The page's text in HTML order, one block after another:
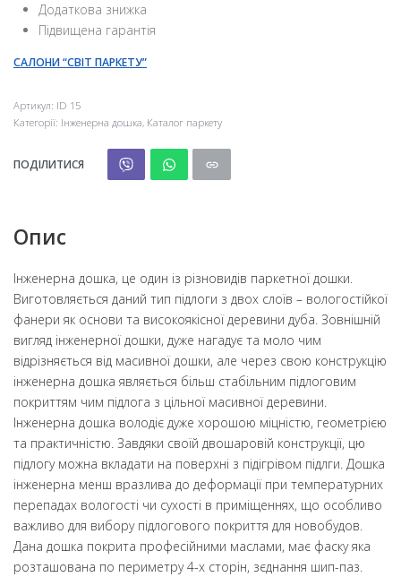
Додаткова знижка
Підвищена гарантія
САЛОНИ “СВІТ ПАРКЕТУ”
Артикул: ID 15
Категорії: Інженерна дошка, Каталог паркету
ПОДІЛИТИСЯ
Опис
Інженерна дошка, це один із різновидів паркетної дошки.
Виготовляється даний тип підлоги з двох слоїв – вологостійкої
фанери як основи та високоякісної деревини дуба. Зовнішній
вигляд інженерної дошки, дуже нагадує та моло чим
відрізняється від масивної дошки, але через свою конструкцію
інженерна дошка являється більш стабільним підлоговим
покриттям чим підлога з цільної масивної деревини.
Інженерна дошка володіє дуже хорошою міцністю, геометрією
та практичністю. Завдяки своїй двошаровій конструкції, цю
підлогу можна вкладати на поверхні з підігрівом підлги. Дошка
інженерна менш вразлива до деформації при температурних
перепадах вологості чи сухості в приміщеннях, що особливо
важливо для вибору підлогового покриття для новобудов.
Дана дошка покрита професійними маслами, має фаску яка
розташована по периметру 4-х сторін, зєднання шип-паз.